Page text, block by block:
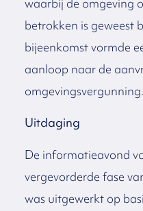
betrokken is geweest
bijeenkomst vormde
aanloop naar de
omgevingsvergunning.
Uitdaging
De informatieavond
vergevorderde fase
was uitgewerkt op